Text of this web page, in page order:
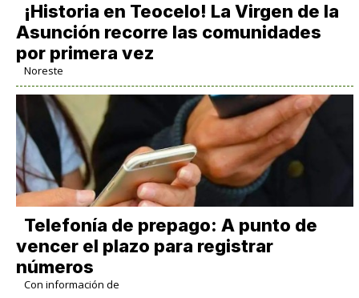
​¡Historia en Teocelo! La Virgen de la
Asunción recorre las comunidades
por primera vez
Noreste
Telefonía de prepago: A punto de
vencer el plazo para registrar
números
Con información de